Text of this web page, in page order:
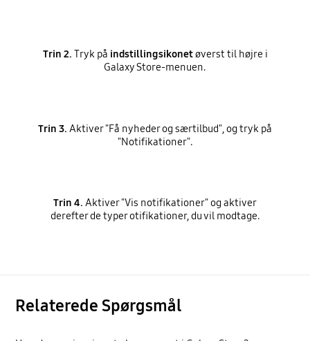
Trin 2. Tryk på indstillingsikonetøverst til højre i
Galaxy Store-menuen.
Trin 3. Aktiver "Få nyheder og særtilbud", og tryk på
"Notifikationer".
Trin 4. Aktiver "Vis notifikationer" og aktiver
derefter de typer otifikationer, du vil modtage.
Relaterede Spørgsmål